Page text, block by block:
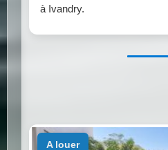
à Ivandry.
a louer